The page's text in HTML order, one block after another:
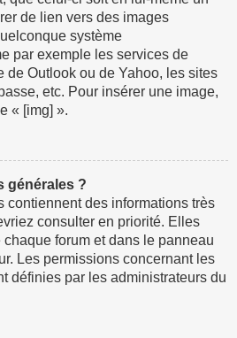
de lien vers des images
système
par exemple les services de
de Outlook ou de Yahoo, les sites
etc. Pour insérer une image,
« [img] ».
générales ?
contiennent des informations très
consulter en priorité. Elles
forum et dans le panneau
Les permissions concernant les
définies par les administrateurs du